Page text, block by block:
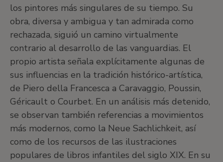
los pintores más singulares de su tiempo. Su
obra, diversa y ambigua y tan admirada como
rechazada, siguió un camino virtualmente
contrario al desarrollo de las vanguardias. El
propio artista señala explícitamente algunas de
sus influencias en la tradición histórico-artística,
de Piero della Francesca a Caravaggio, Poussin,
Géricault o Courbet. En un análisis más detenido,
se observan también referencias a movimientos
más modernos, como la Neue Sachlichkeit, así
como de los recursos de las ilustraciones
populares de libros infantiles del siglo XIX. En su